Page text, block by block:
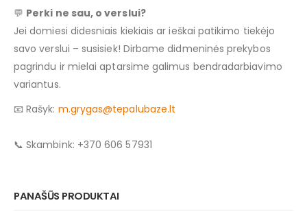
💬 Perki ne sau, o verslui?
Jei domiesi didesniais kiekiais ar ieškai patikimo tiekėjo
savo verslui – susisiek! Dirbame didmeninės prekybos
pagrindu ir mielai aptarsime galimus bendradarbiavimo
variantus.
📧 Rašyk: m.grygas@tepalubaze.lt
📞 Skambink: +370 606 57931
PANAŠŪS PRODUKTAI